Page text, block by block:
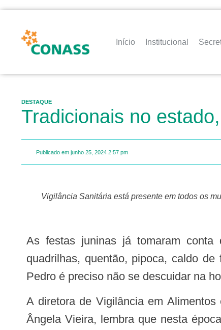
Início Institucional
DESTAQUE
Tradicionais no
Publicado em junho 25, 2024 2:57 pm
Vigilância Sanitária está presente em todos os municípios mineiros e é responsável por garantir que os produtos, serviços e ambientes estejam seguros e atendam aos
As festas juninas já tomaram conta dos meses de junho e julho em Minas Gerais com suas tradicionais barraquinhas,
quadrilhas, quentão, pipoca, caldo
Pedro é preciso não se descuidar na
A diretora de Vigilância em Alimentos e Vigilância Ambiental da Secretaria de Estado de Saúde de Minas Gerais (SES-MG),
Ângela Vieira, lembra que nesta